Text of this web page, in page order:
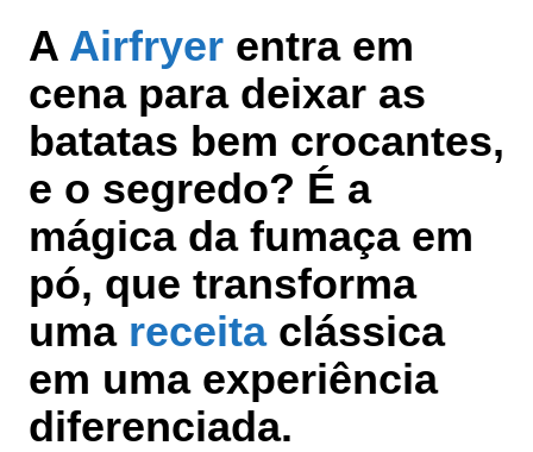
A Airfryer entra em
cena para deixar as
batatas bem crocantes,
e o segredo? É a
mágica da fumaça em
pó, que transforma
uma receitaclássica
em uma experiência
diferenciada.